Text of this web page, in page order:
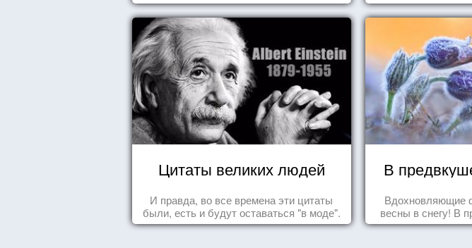
Цитаты великих людей
И правда, во все времена эти цитаты
были, есть и будут оставаться "в моде".
В
Вдохновляющие
весны в снегу! В